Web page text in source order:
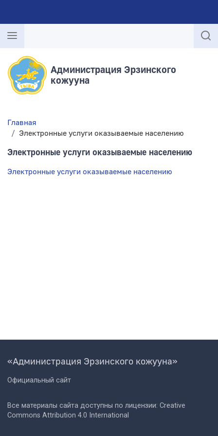
Администрация Эрзинского
кожууна
Главная
Электронные услуги оказываемые населению
Электронные услуги оказываемые населению
Электронные услуги оказываемые населению
«Администрация Эрзинского кожууна»
Официальный сайт
Все материалы сайта доступны по лицензии: Creative
Commons Attribution 4.0 International